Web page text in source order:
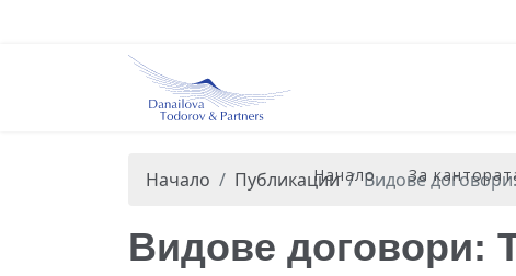
Начало За
Начало Публикации Видове
Видове договори: